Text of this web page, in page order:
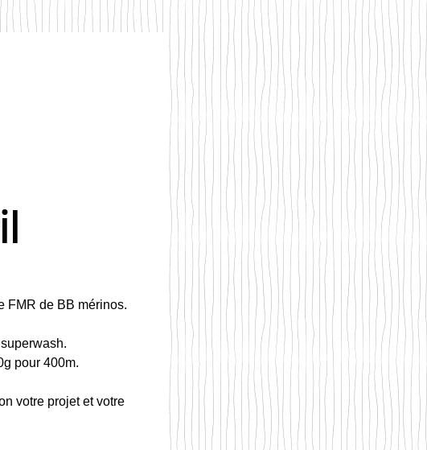
FMR de BB mérinos.
pour 400m.
votre projet et votre